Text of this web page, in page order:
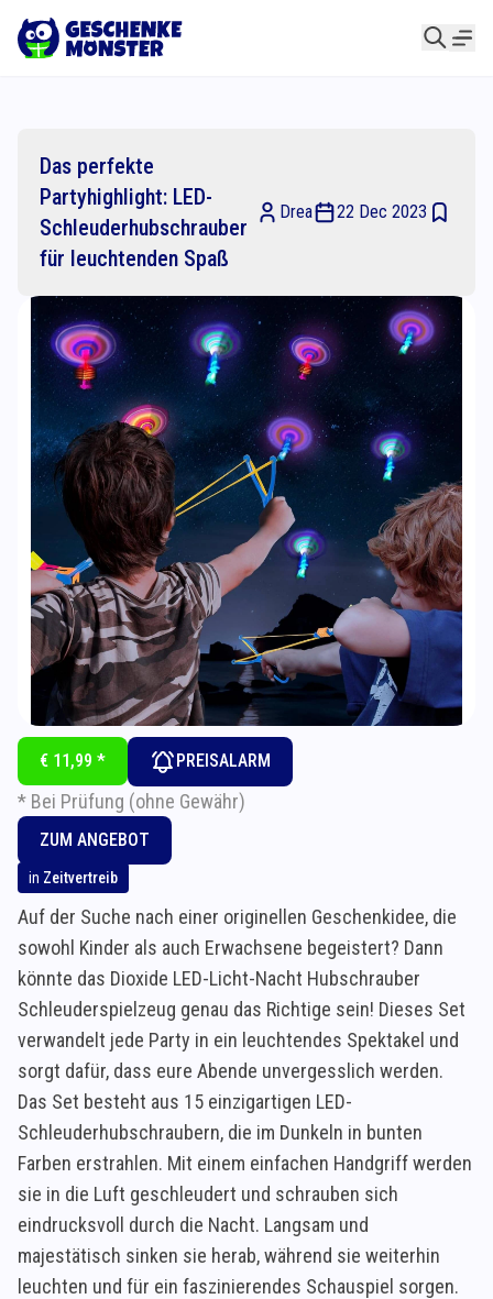
Das perfekte
Partyhighlight: LED-
Schleuderhubschrauber
für leuchtenden Spaß
Drea 22 Dec 2023
€ 11,99 * PREISALARM
* Bei Prüfung (ohne Gewähr)
ZUM ANGEBOT
in Zeitvertreib
Auf der Suche nach einer originellen Geschenkidee, die
sowohl Kinder als auch Erwachsene begeistert? Dann
könnte das Dioxide LED-Licht-Nacht Hubschrauber
Schleuderspielzeug genau das Richtige sein! Dieses Set
verwandelt jede Party in ein leuchtendes Spektakel und
sorgt dafür, dass eure Abende unvergesslich werden.
Das Set besteht aus 15 einzigartigen LED-
Schleuderhubschraubern, die im Dunkeln in bunten
Farben erstrahlen. Mit einem einfachen Handgriff werden
sie in die Luft geschleudert und schrauben sich
eindrucksvoll durch die Nacht. Langsam und
majestätisch sinken sie herab, während sie weiterhin
leuchten und für ein faszinierendes Schauspiel sorgen.